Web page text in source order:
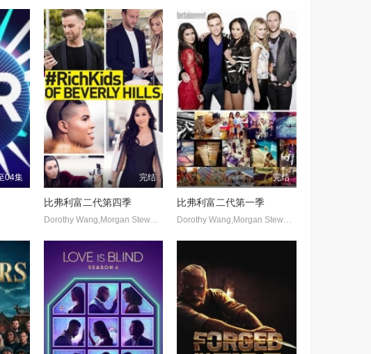
04集 完结
比弗利富二代第四季
Dorothy Wang,Morgan Stewart,Brendan Fitzpatrick,Jonny Drubel,Earvin &amp;quot;EJ&amp;quot; Johnson
完结
比弗利富二代第一季
Dorothy Wang,Morgan Stewart,Brendan Fitzpatrick,Roxie Sowlaty,Jonny Drubel,E.J. Johnson,Brandon Cyrus